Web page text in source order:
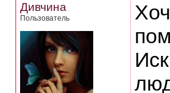
Дивчина
Пользователь